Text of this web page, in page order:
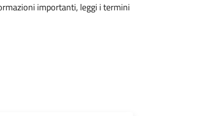
importanti, leggi i termini